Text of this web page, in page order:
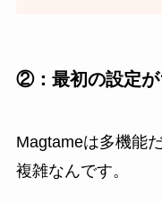
②：最初の設定が
Magtameは多機能
複雑なんです。